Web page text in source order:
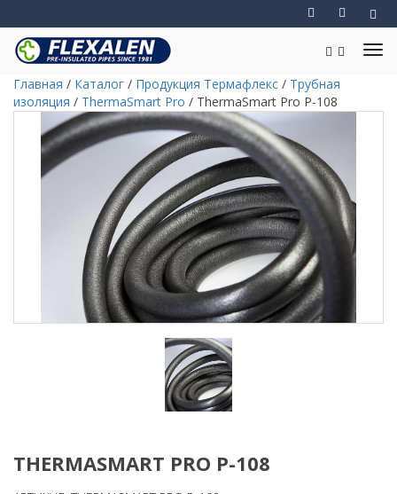
Главная / Каталог / Продукция Термафлекс / Трубная
изоляция / ThermaSmart Pro / ThermaSmart Pro P-108
THERMASMART PRO P-108